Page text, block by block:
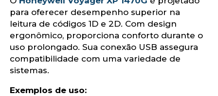
para oferecer desempenho superior na
leitura de códigos 1D e 2D. Com design
ergonômico, proporciona conforto durante o
uso prolongado. Sua conexão USB assegura
compatibilidade com uma variedade de
sistemas.​
Exemplos de uso: